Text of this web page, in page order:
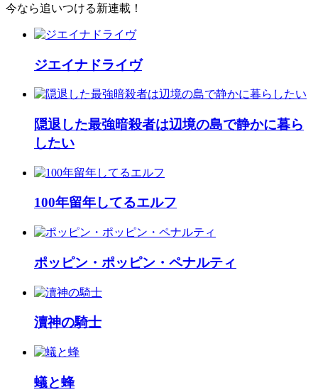
今なら追いつける新連載！
ジエイナドライヴ
隠退した最強暗殺者は辺境の島で静かに暮ら
したい
100年留年してるエルフ
ポッピン・ポッピン・ペナルティ
瀆神の騎士
蟻と蜂